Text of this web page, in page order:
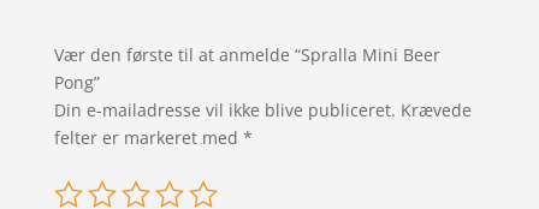
Vær den første til at anmelde “Spralla Mini Beer
Pong”
Din e-mailadresse vil ikke blive publiceret. Krævede
felter er markeret med *